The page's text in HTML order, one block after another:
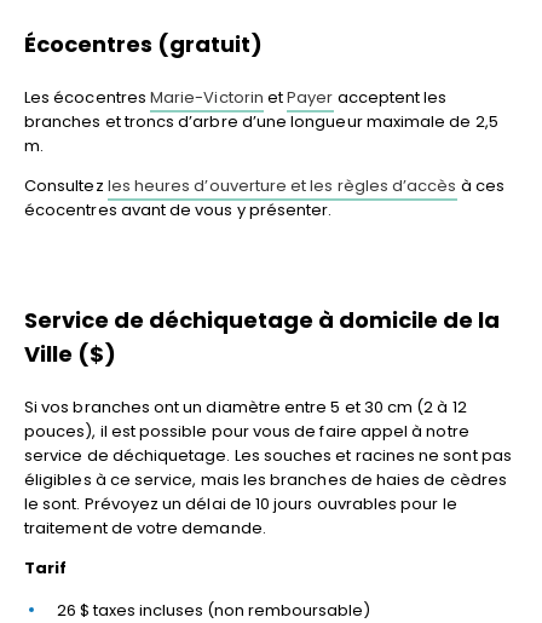
Écocentres (gratuit)
Les écocentres Marie-Victorin etPayer acceptent les
branches et troncs d’arbre d’une longueur maximale de 2,5
m.
Consultez les heures d’ouverture et les règles d’accès à ces
écocentres avant de vous y présenter.
Service de déchiquetage à domicile de la
Ville ($)
Si vos branches ont un diamètre entre 5 et 30 cm (2 à 12
pouces), il est possible pour vous de faire appel à notre
service de déchiquetage. Les souches et racines ne sont pas
éligibles à ce service, mais les branches de haies de cèdres
le sont. Prévoyez un délai de 10 jours ouvrables pour le
traitement de votre demande.
Tarif
26 $ taxes incluses (non remboursable)